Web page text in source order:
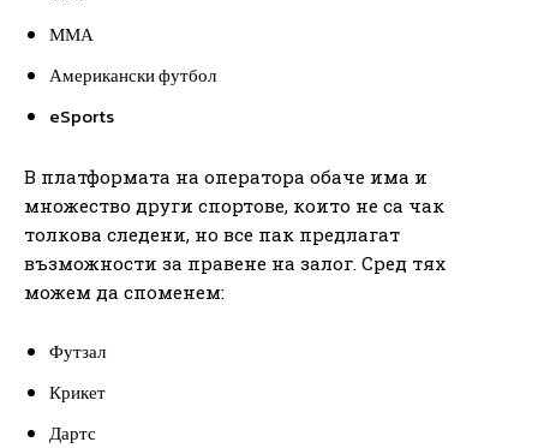
ММА
Американски футбол
eSports
В платформата на оператора обаче има и
множество други спортове, които не са чак
толкова следени, но все пак предлагат
възможности за правене на залог. Сред тях
можем да споменем:
Футзал
Крикет
Дартс